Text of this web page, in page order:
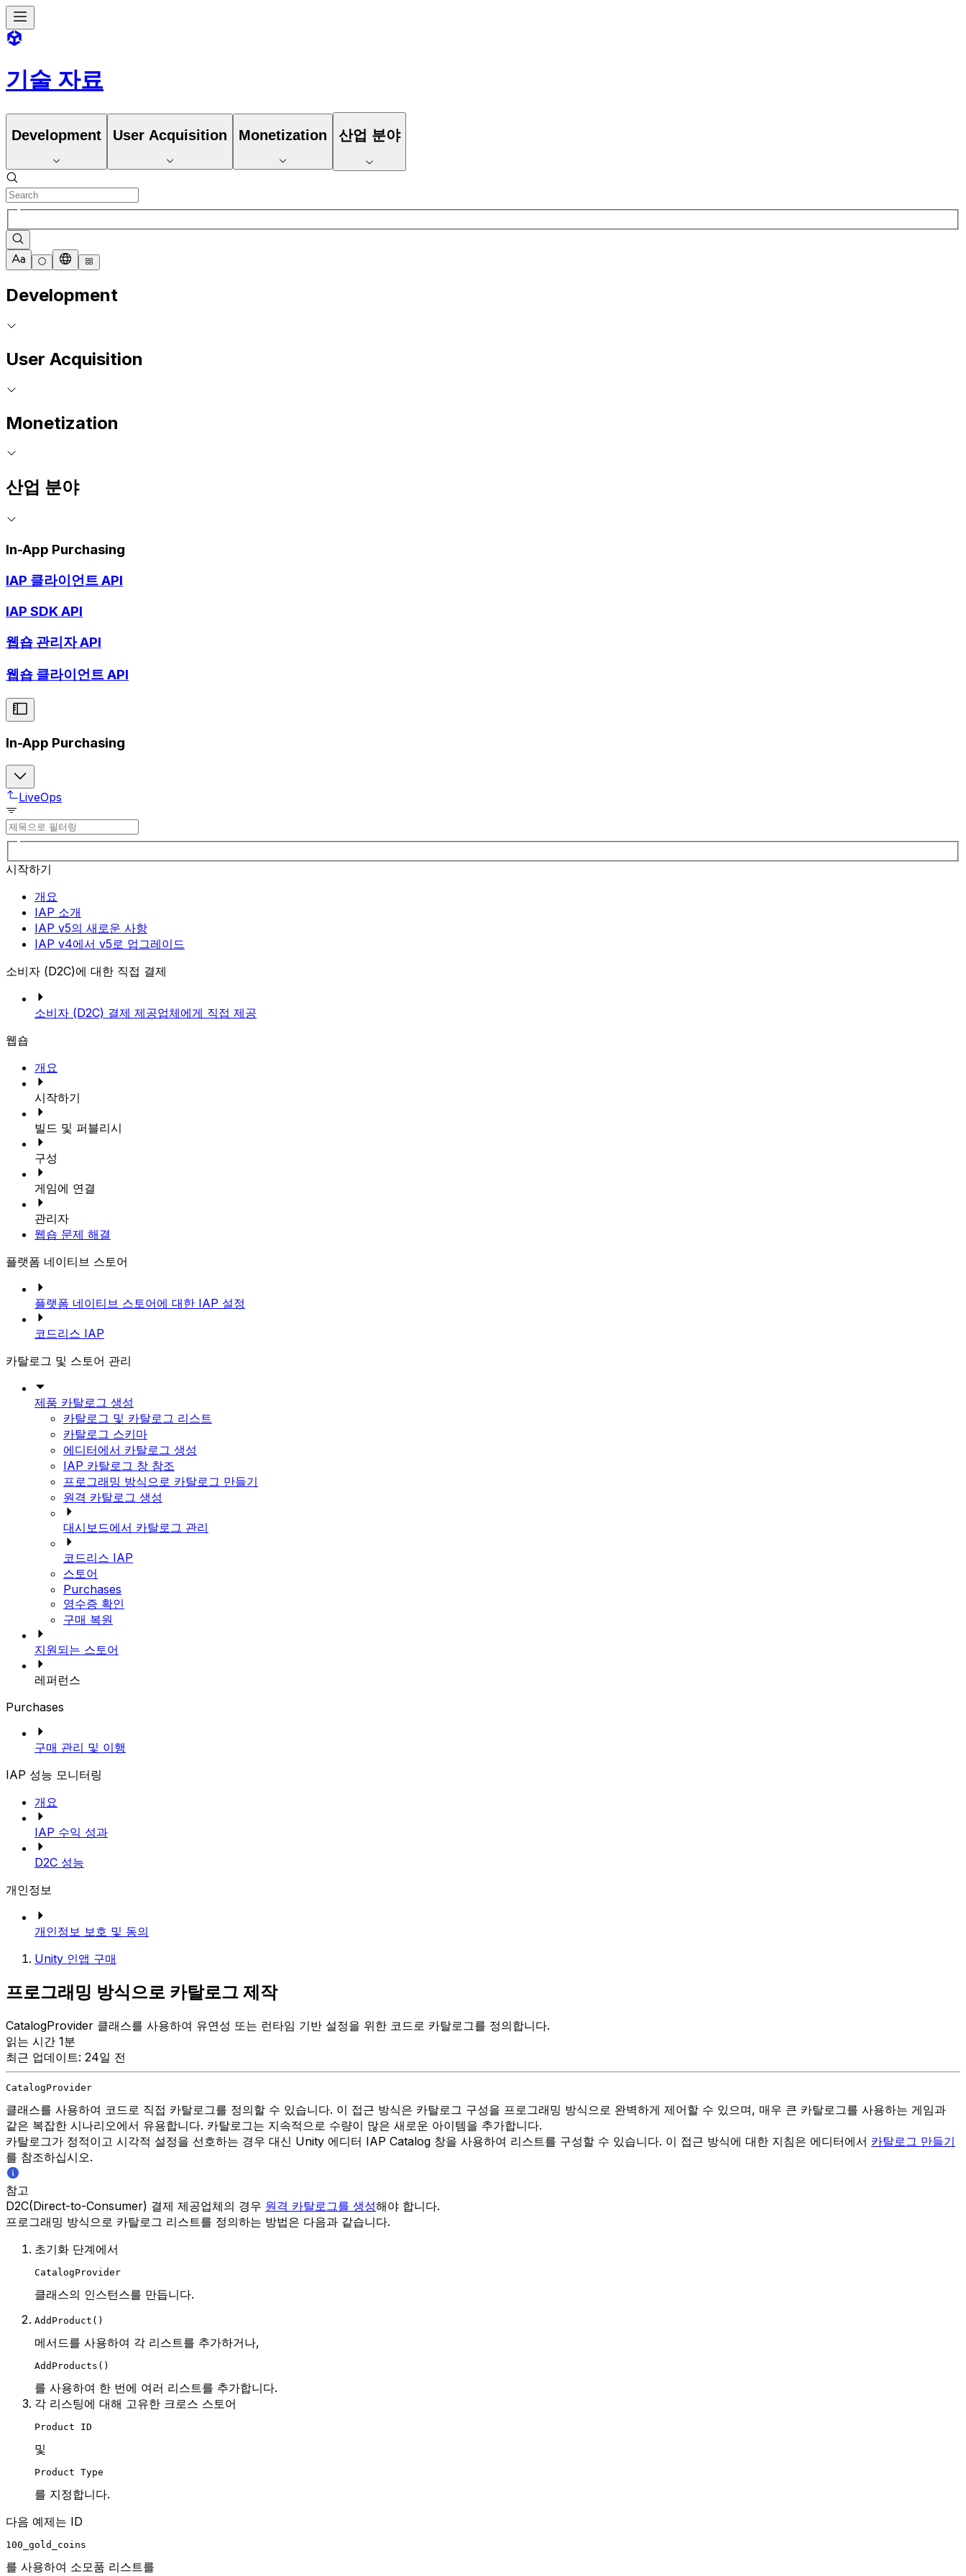
기술 자료
Development User Acquisition Monetization 산업 분야
Development
User Acquisition
Monetization
산업 분야
In-App Purchasing
IAP 클라이언트 API
IAP SDK API
웹숍 관리자 API
웹숍 클라이언트 API
In-App Purchasing
LiveOps
시작하기
개요
IAP 소개
IAP v5의 새로운 사항
IAP v4에서 v5로 업그레이드
소비자 (D2C)에 대한 직접 결제
소비자 (D2C) 결제 제공업체에게 직접 제공
웹숍
개요
시작하기
빌드 및 퍼블리시
구성
게임에 연결
관리자
웹숍 문제 해결
플랫폼 네이티브 스토어
플랫폼 네이티브 스토어에 대한 IAP 설정
코드리스 IAP
카탈로그 및 스토어 관리
제품 카탈로그 생성
카탈로그 및 카탈로그 리스트
카탈로그 스키마
에디터에서 카탈로그 생성
IAP 카탈로그 창 참조
프로그래밍 방식으로 카탈로그 만들기
원격 카탈로그 생성
대시보드에서 카탈로그 관리
코드리스 IAP
스토어
Purchases
영수증 확인
구매 복원
지원되는 스토어
레퍼런스
Purchases
구매 관리 및 이행
IAP 성능 모니터링
개요
IAP 수익 성과
D2C 성능
개인정보
개인정보 보호 및 동의
Unity 인앱 구매
프로그래밍 방식으로 카탈로그 제작
CatalogProvider 클래스를 사용하여 유연성 또는 런타임 기반 설정을 위한 코드로 카탈로그를 정의합니다.
읽는 시간 1분
최근 업데이트: 24일 전
CatalogProvider
클래스를 사용하여 코드로 직접 카탈로그를 정의할 수 있습니다. 이 접근 방식은 카탈로그 구성을 프로그래밍 방식으로 완벽하게 제어할 수 있으며, 매우 큰 카탈로그를 사용하는 게임과
같은 복잡한 시나리오에서 유용합니다. 카탈로그는 지속적으로 수량이 많은 새로운 아이템을 추가합니다.
카탈로그가 정적이고 시각적 설정을 선호하는 경우 대신 Unity 에디터 IAP Catalog 창을 사용하여 리스트를 구성할 수 있습니다. 이 접근 방식에 대한 지침은 에디터에서 카탈로그 만들기
를 참조하십시오.
참고
D2C(Direct-to-Consumer) 결제 제공업체의 경우 원격 카탈로그를 생성해야 합니다.
프로그래밍 방식으로 카탈로그 리스트를 정의하는 방법은 다음과 같습니다.
초기화 단계에서
CatalogProvider
클래스의 인스턴스를 만듭니다.
AddProduct()
메서드를 사용하여 각 리스트를 추가하거나,
AddProducts()
를 사용하여 한 번에 여러 리스트를 추가합니다.
각 리스팅에 대해 고유한 크로스 스토어
Product ID
및
Product Type
를 지정합니다.
다음 예제는 ID
100_gold_coins
를 사용하여 소모품 리스트를